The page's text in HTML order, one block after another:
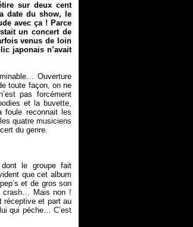
sur deux cent
date du show, le
avec ça ! Parce
un concert de
venus de loin
japonais n’avait
Ouverture
toute façon, on ne
pas forcément
et la buvette,
foule reconnait les
quatre musiciens
du genre.
le groupe fait
que cet album
et de gros son
crash… Mais non !
réceptive et part au
qui pèche… C’est